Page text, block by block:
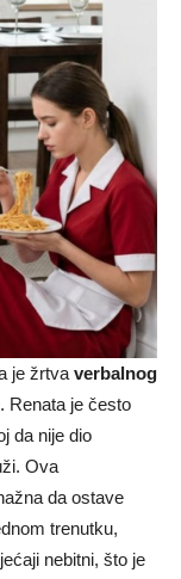
je žrtva verbalnog
Renata je često
da nije dio
Ova
da ostave
trenutku,
nebitni, što je